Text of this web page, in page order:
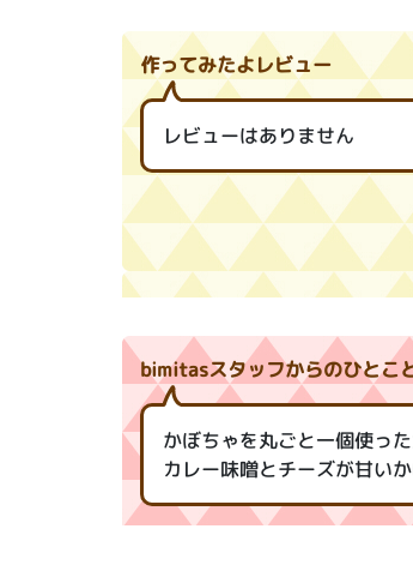
作ってみたよレビュー
レビューはありません
bimitasスタッフからのひとこ
かぼちゃを丸ごと一個使っ
カレー味噌とチーズが甘い